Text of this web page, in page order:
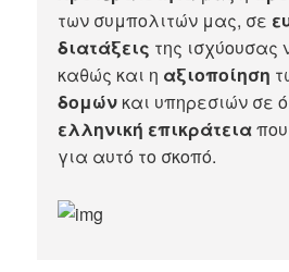
των συμπολιτών μας, σε
διατάξεις της ισχύουσας
καθώς και η αξιοποίηση
δομών και υπηρεσιών σε
ελληνική επικράτεια
για αυτό το σκοπό.​